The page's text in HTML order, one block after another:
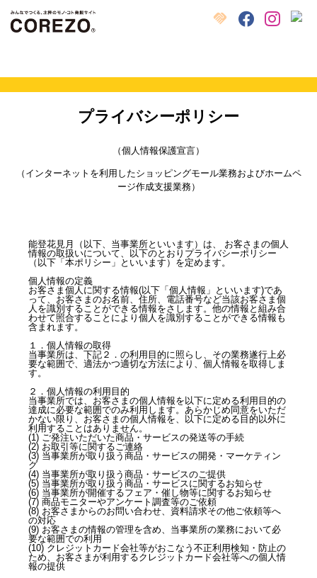
クラウドファンディング
FacebookInstagram
X
プライバシーポリシー
（個人情報保護宣言）
（インターネットを利用したショッピングモール業務およびホームペ
ージ作成支援業務）
能登花見月（以下、当事業所といいます）は、 お客さまの個人
情報の取扱いについて、以下のとおりプライバシーポリシー
（以下「本ポリシー」といいます）を定めます。
個人情報の定義
お客さま個人に関する情報(以下「個人情報」といいます)であ
って、お客さまのお名前、住所、電話番号など当該お客さま個
人を識別することができる情報をさします。他の情報と組み合
わせて照合することにより個人を識別することができる情報も
含まれます。
１．個人情報の取得
当事業所は、下記２．の利用目的に照らし、その業務遂行上必
要な範囲で、適法かつ適切な方法により、個人情報を取得しま
す。
２．個人情報の利用目的
当事業所では、お客さまの個人情報を以下に定める利用目的の
達成に必要な範囲でのみ利用します。あらかじめ同意をいただ
かない限り、お客さまの個人情報を、以下に定める目的以外に
利用することはありません。
(1) ご発注いただいた商品・サービスの発送等の手続
(2) お取引等に関するご連絡
(3) 当事業所が取り扱う商品・サービスの開発・マーケティン
グ
(4) 当事業所が取り扱う商品・サービスのご提供
(5) 当事業所が取り扱う商品・サービスに関するお知らせ
(6) 当事業所が開催するフェア・催し物等に関するお知らせ
(7) 商品モニターやアンケート調査等のご依頼
(8) お客さまからのお問い合わせ、資料請求その他ご依頼等へ
の対応
(9) お客さまの情報の管理を含め、当事業所の業務において必
要な範囲での利用
(10) クレジットカード会社等がおこなう不正利用検知・防止の
ため、お客さまが利用するクレジットカード会社等への個人情
報の提供